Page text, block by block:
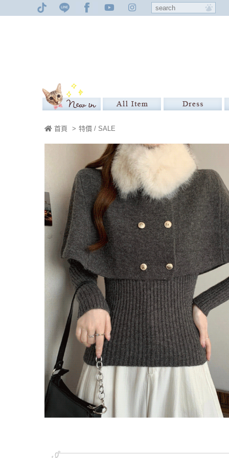
首頁 > 特價 / SALE